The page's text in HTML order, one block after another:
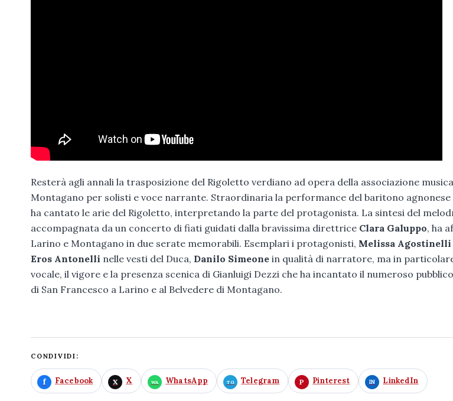
Resterà agli annali la trasposizione del Rigoletto verdiano ad opera della associazione
Montagano per solisti e voce narrante. Straordinaria la performance del baritono agnonese
ha cantato le arie del Rigoletto, interpretando la parte del protagonista. La sintesi del
accompagnata da un concerto di fiati guidati dalla bravissima direttrice Clara Galuppo, ha
Larino e Montagano in due serate memorabili. Esemplari i protagonisti, Melissa Agostinelli
Eros Antonelli nelle vesti del Duca, Danilo Simeone in qualità di narratore, ma in
vocale, il vigore e la presenza scenica di Gianluigi Dezzi che ha incantato il numeroso
di San Francesco a Larino e al Belvedere di Montagano.
CONDIVIDI:
Facebook X WhatsApp Telegram Pinterest LinkedIn